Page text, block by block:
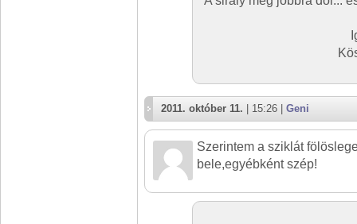
2011. október 11. | 15:26 | Geni
Szerintem a sziklát
bele,egyébként szép!